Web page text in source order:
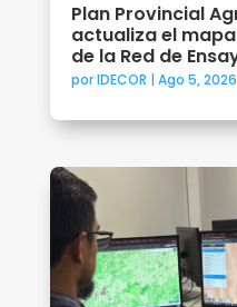
Plan Provincial
actualiza el
de la Red de
porIDECOR Ago 5, 2026